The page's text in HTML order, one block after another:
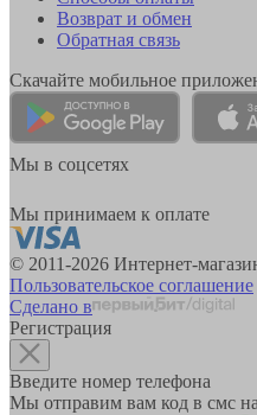
Возврат и обмен
Обратная связь
Скачайте мобильное
Мы в соцсетях
Мы принимаем к оплате
© 2011-2026 Интернет-
Пользовательское соглашение
Сделано в
Регистрация
Введите номер телефона
Мы отправим вам код в смс